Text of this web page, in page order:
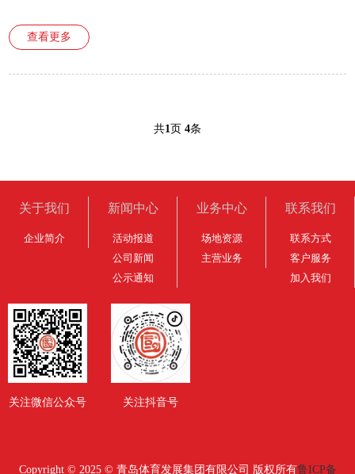
查看更多
共1页 4条
关于我们
企业简介
新闻中心
活动报道
公司新闻
公示通知
业务中心
场地资源
主营业务
联系我们
联系方式
客户服务
加入我们
关注微信公众号 关注抖音号
Copyright © 2025 © 青岛体育发展集团有限公司 版权所有鲁ICP备